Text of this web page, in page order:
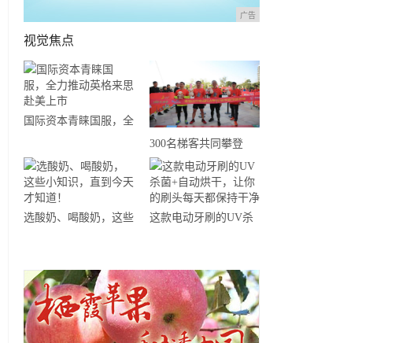
广告
视觉焦点
国际资本青睐国服，全
市
300名梯客共同攀登
2019国际垂直马拉松超
级精英赛顺德海骏达中
心站欢乐开跑
选酸奶、喝酸奶，这些
这款电动牙刷的UV杀